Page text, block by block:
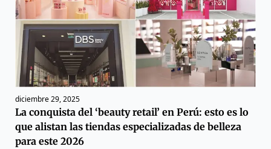
diciembre 29, 2025
La conquista del ‘beauty retail’ en Perú: esto es lo
que alistan las tiendas especializadas de belleza
para este 2026